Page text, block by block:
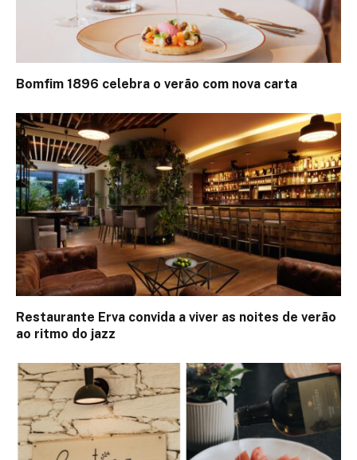
Bomfim 1896 celebra o verão com nova carta
Restaurante Erva convida a viver as noites de verão
ao ritmo do jazz